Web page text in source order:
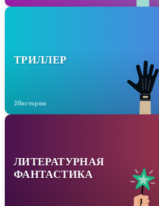
ТРИЛЛЕР
20истории
ЛИТЕРАТУРНАЯ
ФАНТАСТИКА